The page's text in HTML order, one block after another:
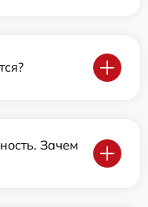
Зачем